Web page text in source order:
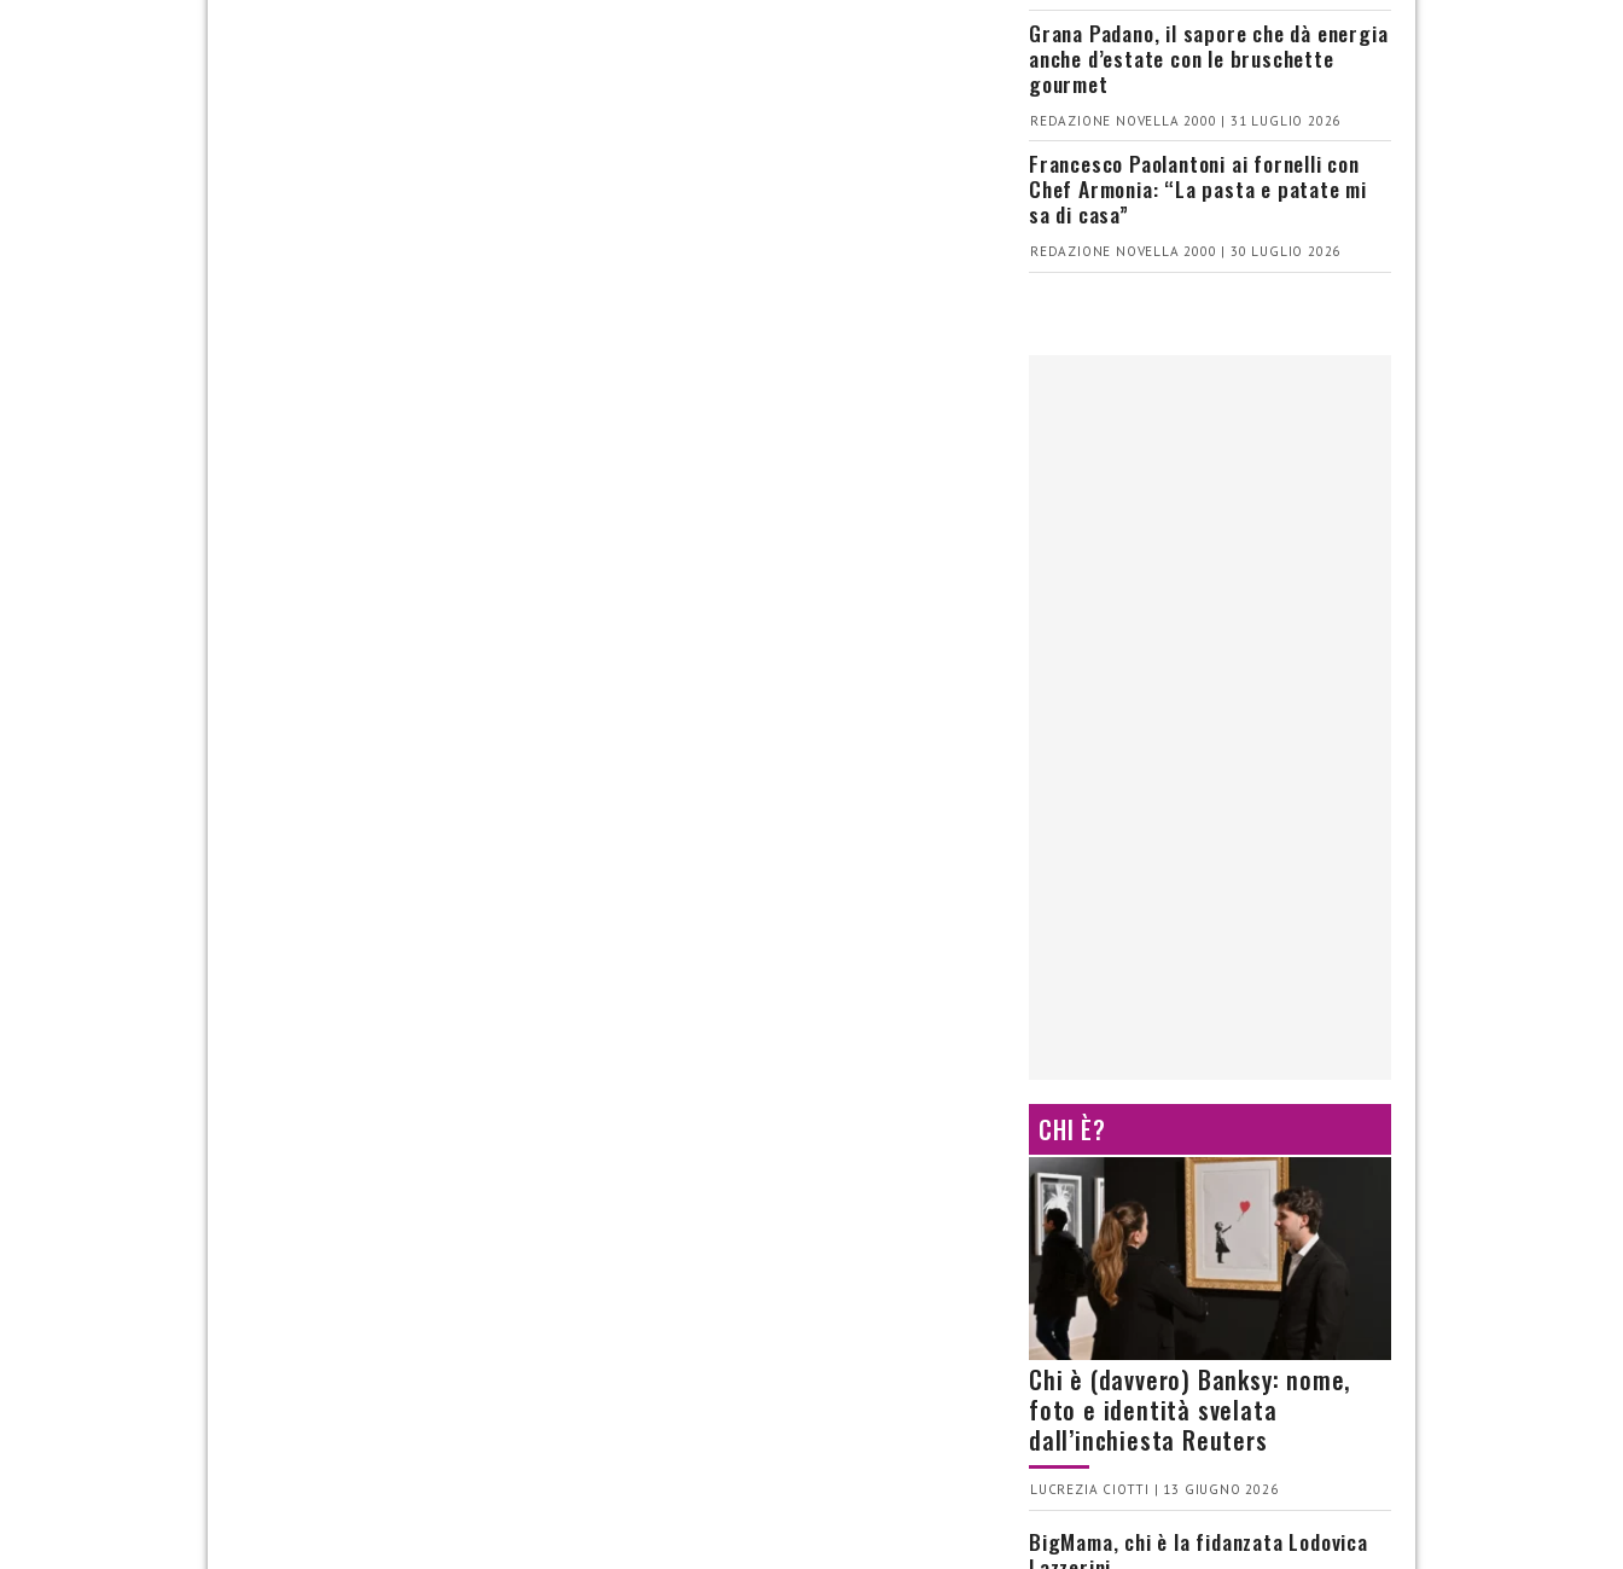
Grana Padano, il sapore che dà energia
anche d’estate con le bruschette
gourmet
REDAZIONE NOVELLA 2000 | 31 LUGLIO 2026
Francesco Paolantoni ai fornelli con
Chef Armonia: “La pasta e patate mi
sa di casa”
REDAZIONE NOVELLA 2000 | 30 LUGLIO 2026
CHI È?
Chi è (davvero) Banksy: nome,
foto e identità svelata
dall’inchiesta Reuters
LUCREZIA CIOTTI | 13 GIUGNO 2026
BigMama, chi è la fidanzata Lodovica